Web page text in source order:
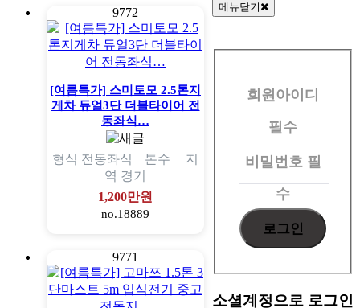
9772
[여름특가] 스미토모 2.5톤지
게차 듀얼3단 더블타이어 전
동좌식…
형식 전동좌식 | 톤수 | 지
역 경기
1,200만원
no.18889
9771
메뉴닫기
회
회원아이디
필수
비밀번호 필
수
소셜계정으로 로그인